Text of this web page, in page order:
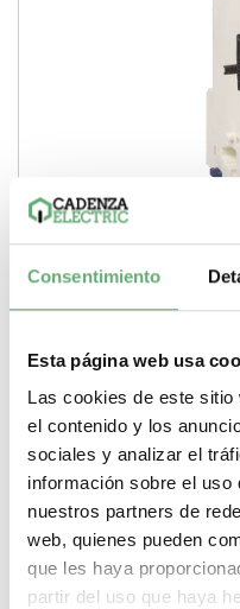
Consentimiento
Esta página web usa
Las cookies de este
el contenido y los
sociales y analizar el
información sobre el uso
nuestros partners de
web, quienes pueden
que les haya
partir del uso que haya
TeSys GV2 -
220...240 V CA 50 Hz
64,95€37,72€
subtensión de seguridad
TeSys Tipo de
de seguridad Tensión
corriente circuito de
-